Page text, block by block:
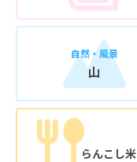
自然・風景
山
らんこし米